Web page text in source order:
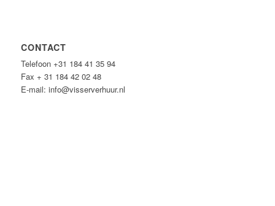
CONTACT
Telefoon +31 184 41 35 94
Fax + 31 184 42 02 48
E-mail: info@visserverhuur.nl